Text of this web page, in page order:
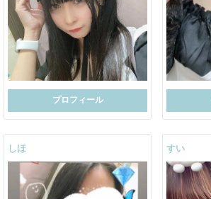
プロフィール
しほ すい